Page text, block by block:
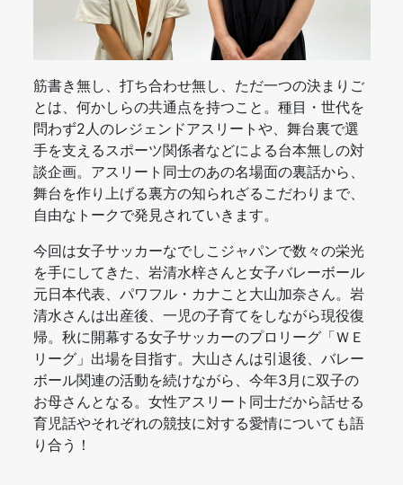
筋書き無し、打ち合わせ無し、ただ一つの決まりご
とは、何かしらの共通点を持つこと。種目・世代を
問わず2人のレジェンドアスリートや、舞台裏で選
手を支えるスポーツ関係者などによる台本無しの対
談企画。アスリート同士のあの名場面の裏話から、
舞台を作り上げる裏方の知られざるこだわりまで、
自由なトークで発見されていきます。
今回は女子サッカーなでしこジャパンで数々の栄光
を手にしてきた、岩清水梓さんと女子バレーボール
元日本代表、パワフル・カナこと大山加奈さん。岩
清水さんは出産後、一児の子育てをしながら現役復
帰。秋に開幕する女子サッカーのプロリーグ「ＷＥ
リーグ」出場を目指す。大山さんは引退後、バレー
ボール関連の活動を続けながら、今年3月に双子の
お母さんとなる。女性アスリート同士だから話せる
育児話やそれぞれの競技に対する愛情についても語
り合う！